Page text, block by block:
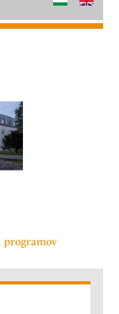
programov